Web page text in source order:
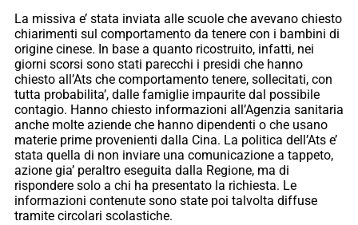
La missiva e’ stata inviata alle scuole che avevano chiesto
chiarimenti sul comportamento da tenere con i bambini di
origine cinese. In base a quanto ricostruito, infatti, nei
giorni scorsi sono stati parecchi i presidi che hanno
chiesto all’Ats che comportamento tenere, sollecitati, con
tutta probabilita’, dalle famiglie impaurite dal possibile
contagio. Hanno chiesto informazioni all’Agenzia sanitaria
anche molte aziende che hanno dipendenti o che usano
materie prime provenienti dalla Cina. La politica dell’Ats e’
stata quella di non inviare una comunicazione a tappeto,
azione gia’ peraltro eseguita dalla Regione, ma di
rispondere solo a chi ha presentato la richiesta. Le
informazioni contenute sono state poi talvolta diffuse
tramite circolari scolastiche.